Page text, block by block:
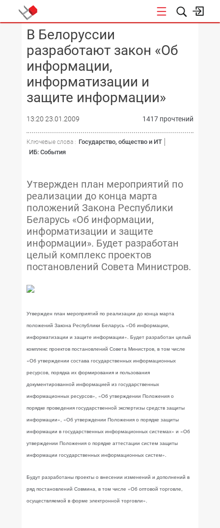
В Белоруссии
разработают закон «Об
информации,
информатизации и
защите информации»
13:20 23.01.2009 1417 прочтений
Ключевые слова : Государство, общество и ИТ
ИБ: События
Утвержден план мероприятий по
реализации до конца марта
положений Закона Республики
Беларусь «Об информации,
информатизации и защите
информации». Будет разработан
целый комплекс проектов
постановлений Совета Министров.
Утвержден план мероприятий по реализации до конца марта
положений Закона Республики Беларусь «Об информации,
информатизации и защите информации». Будет разработан целый
комплекс проектов постановлений Совета Министров, в том числе
«Об утверждении состава государственных информационных
ресурсов, порядка их формирования и пользования
документированной информацией из государственных
информационных ресурсов», «Об утверждении Положения о
порядке проведения государственной экспертизы средств защиты
информации», «Об утверждении Положения о порядке защиты
информации в государственных информационных системах» и «Об
утверждении Положения о порядке аттестации систем защиты
информации государственных информационных систем».
Будут разработаны проекты о внесении изменений и дополнений в
ряд постановлений Совмина, в том числе «Об оптовой торговле,
осуществляемой в форме электронной торговли».